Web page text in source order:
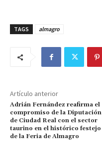
TAGS almagro
Artículo anterior
Adrián Fernández reafirma el
compromiso de la Diputación
de Ciudad Real con el sector
taurino en el histórico festejo
de la Feria de Almagro